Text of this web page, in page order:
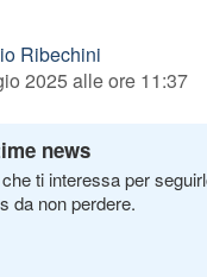
Ribechini
2025 alle ore 11:37
news
ti interessa per
da non perdere.